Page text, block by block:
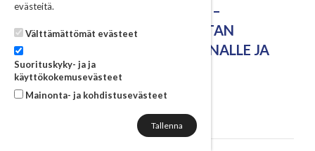
KIERTOTALOUSTERMINAALI –
RIIKINNEVA TARJOAA ALUSTAN
KIERTOTALOUSLIIKETOIMINNALLE JA
HUOLTOVARMUUDELLE
evästeitä.
Välttämättömät evästeet
Suorituskyky- ja ja
käyttökokemusevästeet
Mainonta- ja kohdistusevästeet